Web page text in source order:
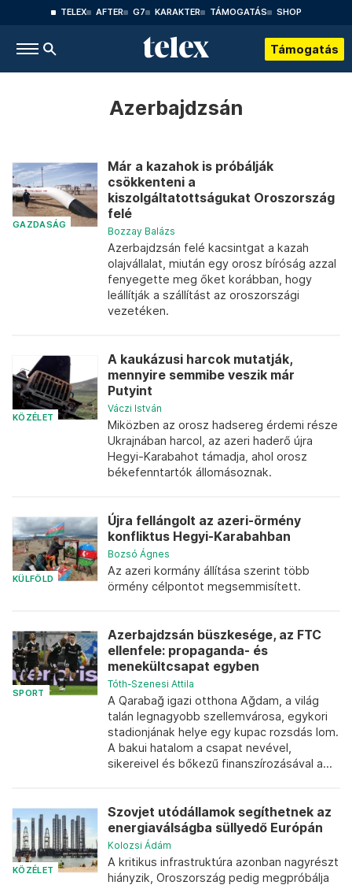
TELEX AFTER G7 KARAKTER TÁMOGATÁS SHOP
Támogatás
Azerbajdzsán
GAZDASÁG
Már a kazahok is próbálják
csökkenteni a
kiszolgáltatottságukat Oroszország
felé
Bozzay Balázs
Azerbajdzsán felé kacsintgat a kazah
olajvállalat, miután egy orosz bíróság azzal
fenyegette meg őket korábban, hogy
leállítják a szállítást az oroszországi
vezetéken.
KÖZÉLET
A kaukázusi harcok mutatják,
mennyire semmibe veszik már
Putyint
Váczi István
Miközben az orosz hadsereg érdemi része
Ukrajnában harcol, az azeri haderő újra
Hegyi-Karabahot támadja, ahol orosz
békefenntartók állomásoznak.
KÜLFÖLD
Újra fellángolt az azeri-örmény
konfliktus Hegyi-Karabahban
Bozsó Ágnes
Az azeri kormány állítása szerint több
örmény célpontot megsemmisített.
SPORT
Azerbajdzsán büszkesége, az FTC
ellenfele: propaganda- és
menekültcsapat egyben
Tóth-Szenesi Attila
A Qarabağ igazi otthona Ağdam, a világ
talán legnagyobb szellemvárosa, egykori
stadionjának helye egy kupac rozsdás lom.
A bakui hatalom a csapat nevével,
sikereivel és bőkezű finanszírozásával a...
KÖZÉLET
Szovjet utódállamok segíthetnek az
energiaválságba süllyedő Európán
Kolozsi Ádám
A kritikus infrastruktúra azonban nagyrészt
hiányzik, Oroszország pedig megpróbálja